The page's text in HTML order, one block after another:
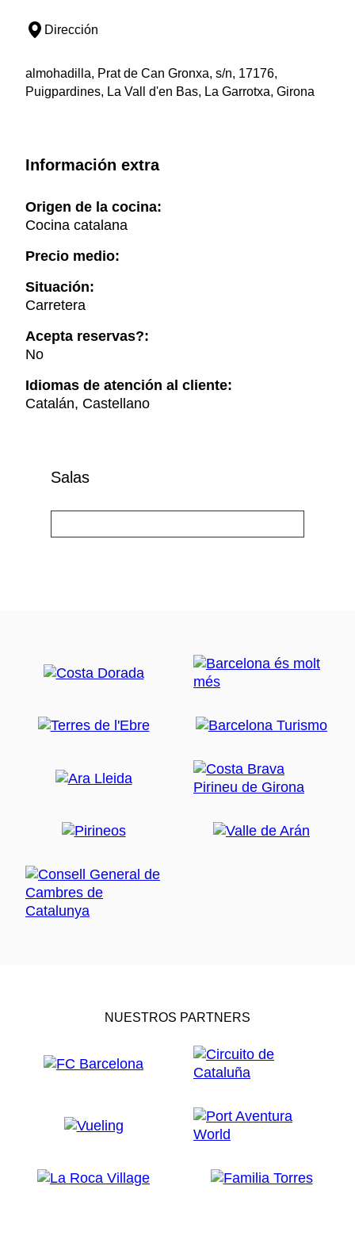
Dirección
almohadilla, Prat de Can Gronxa, s/n, 17176,
Puigpardines, La Vall d'en Bas, La Garrotxa, Girona
Información extra
Origen de la cocina:
Cocina catalana
Precio medio:
Situación:
Carretera
Acepta reservas?:
No
Idiomas de atención al cliente:
Catalán, Castellano
Salas
NUESTROS PARTNERS